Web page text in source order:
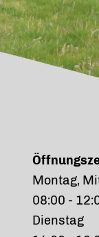
Montag,
08:00 -
Dienstag